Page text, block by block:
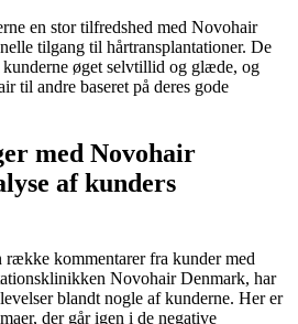
en stor tilfredshed med Novohair
tilgang til hårtransplantationer. De
øget selvtillid og glæde, og
til andre baseret på deres gode
med Novohair
af kunders
række kommentarer fra kunder med
Novohair Denmark, har
blandt nogle af kunderne. Her er
der går igen i de negative